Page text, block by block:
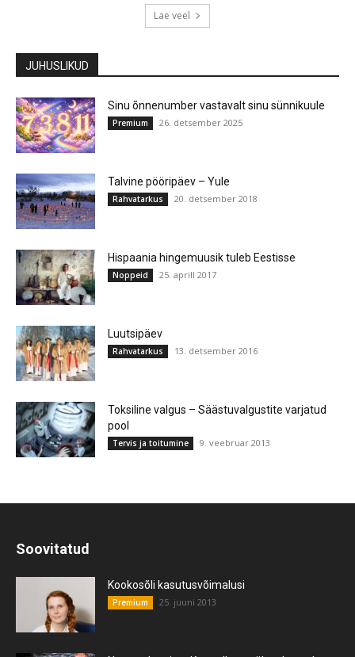
Lae veel
JUHUSLIKUD
Sinu õnnenumber vastavalt sinu sünnikuule
Premium 26. detsember 2025
Talvine pööripäev – Yule
Rahvatarkus 20. detsember 2018
Hispaania hingemuusik tuleb Eestisse
Noppeid 25. aprill 2017
Luutsipäev
Rahvatarkus 13. detsember 2016
Toksiline valgus – Säästuvalgustite varjatud
pool
Tervis ja toitumine 9. veebruar 2013
Soovitatud
Kookosõli kasutusvõimalusi
Premium 25. juuni 2013